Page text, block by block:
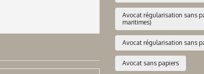
Avocat régularisation sans
maritimes)
Avocat régularisation sans
Avocat sans papiers